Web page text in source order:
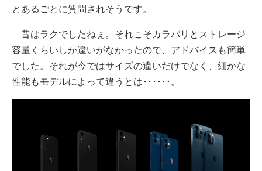
とあるごとに質問されそうです。
昔はラクでしたねぇ。それこそカラバリとストレージ
容量くらいしか違いがなかったので、アドバイスも簡単
でした。それが今ではサイズの違いだけでなく、細かな
性能もモデルによって違うとは･･････。